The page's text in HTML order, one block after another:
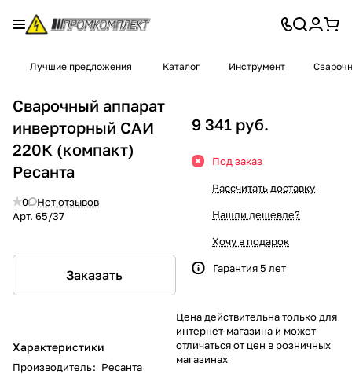
Лучшие предложения Каталог Инструмент
Сварочный аппарат
инверторный САИ
220К (компакт)
Ресанта
0
Нет отзывов
Арт. 65/37
Заказать
Характеристики
Производитель: Ресанта
9 341 руб.
Под заказ
Рассчитать доставку
Нашли дешевле?
Хочу в подарок
Гарантия 5 лет
Цена действительна только для
интернет-магазина и может
отличаться от цен в розничных
магазинах